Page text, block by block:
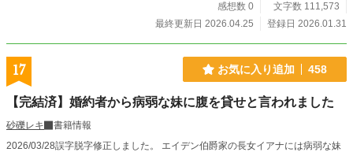
感想数 0
文字数 111,573
最終更新日 2026.04.25
登録日 2026.01.31
17 お気に入り追加 458
【完結済】婚約者から病弱な妹に腹を貸せと言われました
砂礫レキ
書籍情報
2026/03/28誤字脱字修正しました。 エイデン伯爵家の長女イアナには病弱な妹